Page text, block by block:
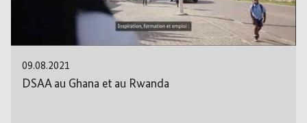
09.08.2021
DSAA au Ghana et au Rwanda